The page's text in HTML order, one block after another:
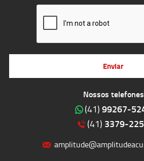
Nossos telefones
(41) 99267-
(41) 3379-
Enviar